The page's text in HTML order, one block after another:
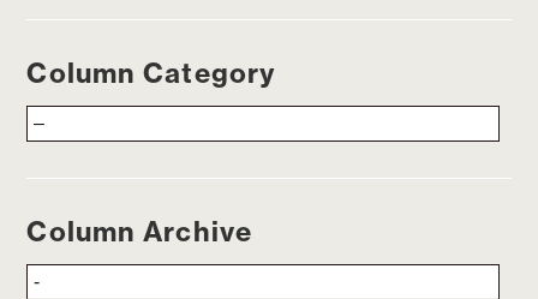
Column Category
Column Archive